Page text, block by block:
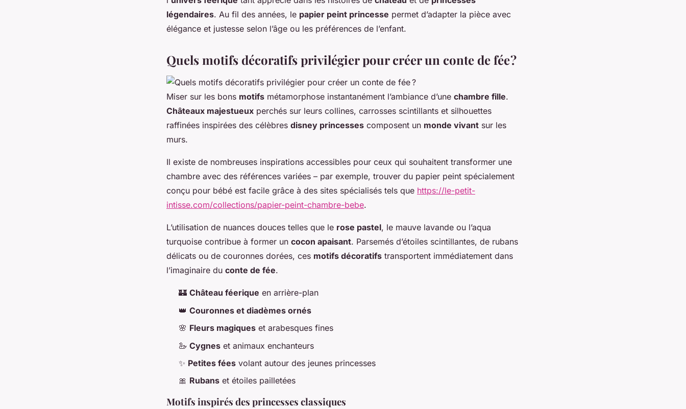
légendaires. Au fil des années, le papier peint princesse permet d’adapter la pièce avec
élégance et justesse selon l’âge ou les préférences de l’enfant.
Quels motifs décoratifs privilégier pour créer un conte de fée ?
Miser sur les bons motifs métamorphose instantanément l’ambiance d’une chambre fille.
Châteaux majestueux perchés sur leurs collines, carrosses scintillants et silhouettes
raffinées inspirées des célèbres disney princesses composent un monde vivant sur les
murs.
Il existe de nombreuses inspirations accessibles pour ceux qui souhaitent transformer une
chambre avec des références variées – par exemple, trouver du papier peint spécialement
conçu pour bébé est facile grâce à des sites spécialisés tels que https://le-petit-
intisse.com/collections/papier-peint-chambre-bebe.
L’utilisation de nuances douces telles que le rose pastel, le mauve lavande ou l’aqua
turquoise contribue à former un cocon apaisant. Parsemés d’étoiles scintillantes, de rubans
délicats ou de couronnes dorées, ces motifs décoratifs transportent immédiatement dans
l’imaginaire du conte de fée.
🏰 Château féerique en arrière-plan
👑 Couronnes et diadèmes ornés
🌸 Fleurs magiques et arabesques fines
🦢 Cygnes et animaux enchanteurs
✨ Petites fées volant autour des jeunes princesses
🎀 Rubans et étoiles pailletées
Motifs inspirés des princesses classiques